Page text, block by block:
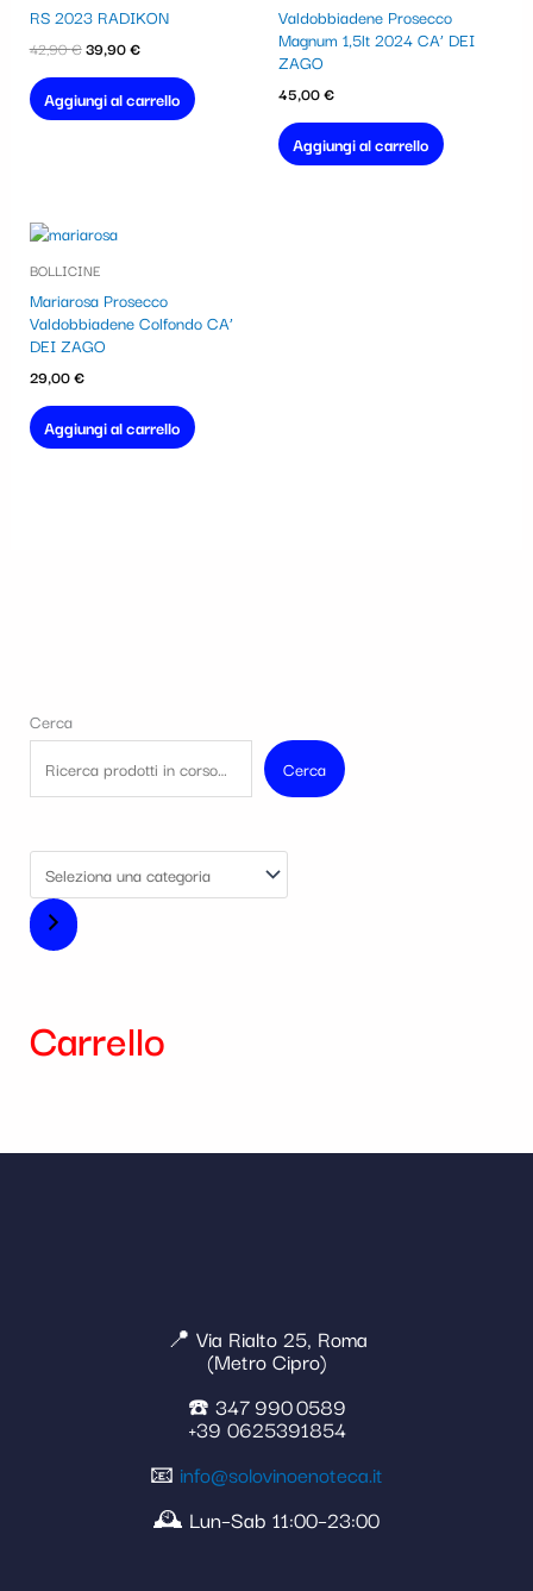
RS 2023 RADIKON
42,90€
era:
39,90€
è:
Aggiungi al carrello
Valdobbiadene Prosecco
Magnum 1,5lt 2024 CA’ DEI
ZAGO
45,00€
Aggiungi al carrello
BOLLICINE
Mariarosa Prosecco
Valdobbiadene Colfondo CA’
DEI ZAGO
29,00€
Aggiungi al carrello
Cerca
Cerca
Carrello
📍 Via Rialto 25, Roma
(Metro Cipro)
☎️ 347 990 0589
+39 0625391854
📧 info@solovinoenoteca.it
🕰️ Lun–Sab 11:00–23:00